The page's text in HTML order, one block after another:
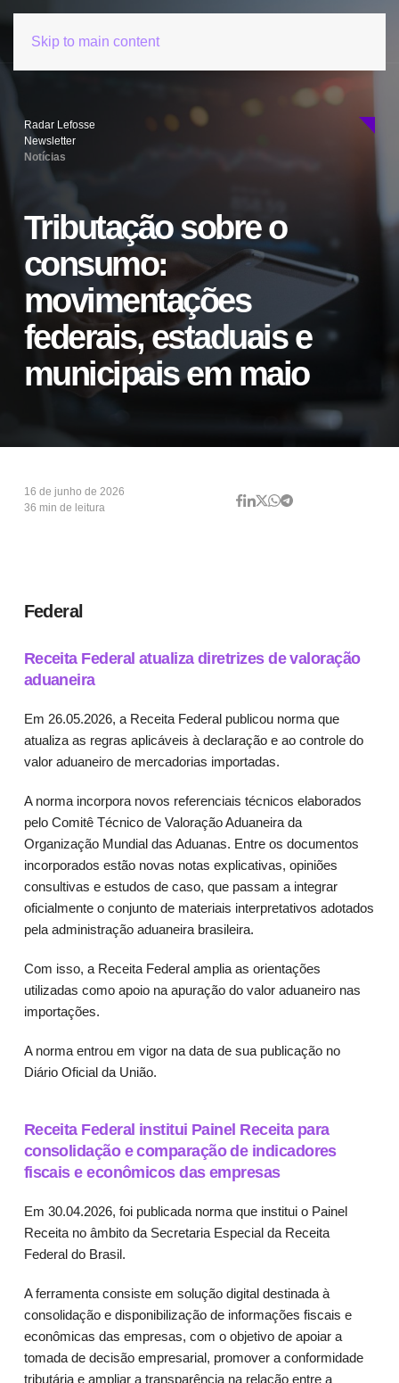
Skip to main content
Radar Lefosse
Newsletter
Notícias
Tributação sobre o
consumo:
movimentações
federais, estaduais e
municipais em maio
16 de junho de 2026
36 min de leitura
Federal
Receita Federal atualiza diretrizes de valoração
aduaneira
Em 26.05.2026, a Receita Federal publicou norma que
atualiza as regras aplicáveis à declaração e ao controle do
valor aduaneiro de mercadorias importadas.
A norma incorpora novos referenciais técnicos elaborados
pelo Comitê Técnico de Valoração Aduaneira da
Organização Mundial das Aduanas. Entre os documentos
incorporados estão novas notas explicativas, opiniões
consultivas e estudos de caso, que passam a integrar
oficialmente o conjunto de materiais interpretativos adotados
pela administração aduaneira brasileira.
Com isso, a Receita Federal amplia as orientações
utilizadas como apoio na apuração do valor aduaneiro nas
importações.
A norma entrou em vigor na data de sua publicação no
Diário Oficial da União.
Receita Federal institui Painel Receita para
consolidação e comparação de indicadores
fiscais e econômicos das empresas
Em 30.04.2026, foi publicada norma que institui o Painel
Receita no âmbito da Secretaria Especial da Receita
Federal do Brasil.
A ferramenta consiste em solução digital destinada à
consolidação e disponibilização de informações fiscais e
econômicas das empresas, com o objetivo de apoiar a
tomada de decisão empresarial, promover a conformidade
tributária e ampliar a transparência na relação entre a